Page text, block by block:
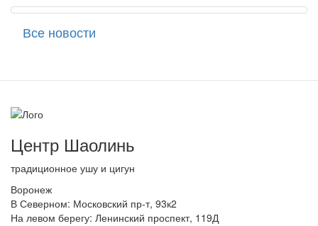
Все новости
Центр Шаолинь
традиционное ушу и цигун
Воронеж
В Северном: Московский пр-т, 93к2
На левом берегу: Ленинский проспект, 119Д